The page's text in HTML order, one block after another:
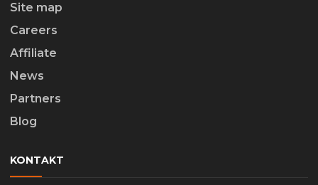
Site map
Careers
Affiliate
News
Partners
Blog
KONTAKT